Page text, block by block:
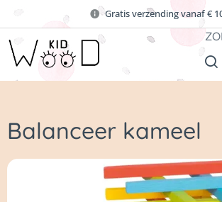
Gratis verzending vanaf €
Balanceer kameel